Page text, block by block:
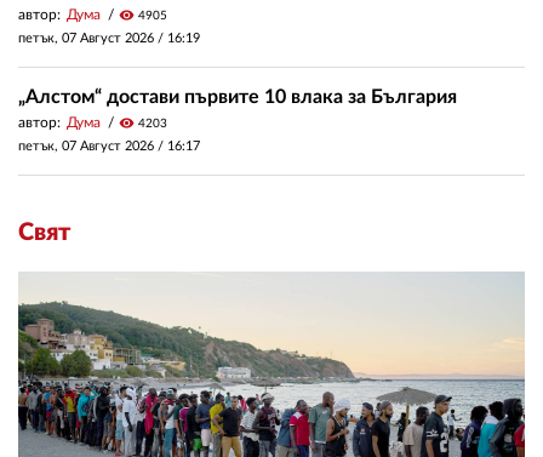
автор: Дума visibility 4905
петък, 07 Август 2026 / 16:19
„Алстом“ достави първите 10 влака за България
автор: Дума visibility 4203
петък, 07 Август 2026 / 16:17
Свят